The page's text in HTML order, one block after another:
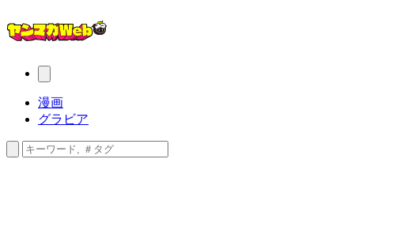
漫画
グラビア